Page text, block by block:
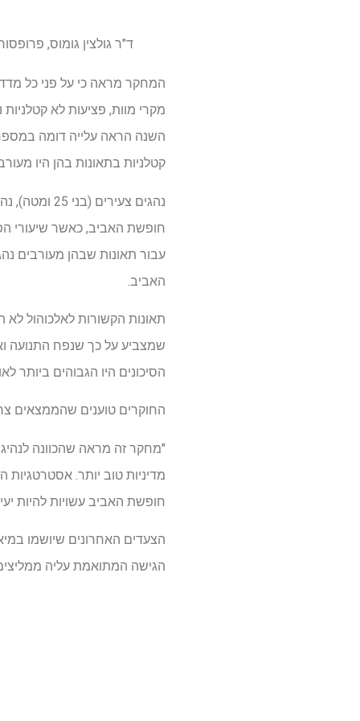
ד"ר גולצין גומוס,
המחקר מראה כי על פני כל
מקרי מוות, פציעות לא
השנה הראה עלייה דומה
קטלניות בתאונות בהן היו
נהגים
האביב.
תאונות הקשורות לאלכוהול
שמצביע על כך שנפח התנועה
הסיכונים היו הגבוהים ביותר
החוקרים טוענים שהממצאים
"מחקר זה מראה שהכוונה
מדיניות טוב יותר.
חופשת האביב עשויות להיות
הגישה המתואמת עליה